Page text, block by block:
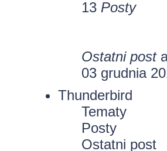
13 Posty
Ostatni post
03 grudnia
Thunderbird
Tematy
Posty
Ostatni post